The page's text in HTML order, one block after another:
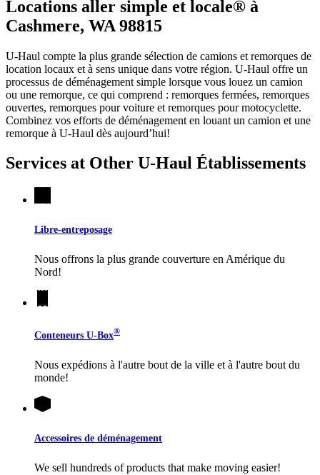
Locations aller simple et locale® à
Cashmere, WA 98815
U-Haul compte la plus grande sélection de camions et remorques de
location locaux et à sens unique dans votre région. U-Haul offre un
processus de déménagement simple lorsque vous louez un camion
ou une remorque, ce qui comprend : remorques fermées, remorques
ouvertes, remorques pour voiture et remorques pour motocyclette.
Combinez vos efforts de déménagement en louant un camion et une
remorque à U-Haul dès aujourd’hui!
Services at Other U-Haul Établissements
Libre-entreposage
Nous offrons la plus grande couverture en Amérique du
Nord!
Conteneurs U-Box®
Nous expédions à l'autre bout de la ville et à l'autre bout du
monde!
Accessoires de déménagement
We sell hundreds of products that make moving easier!